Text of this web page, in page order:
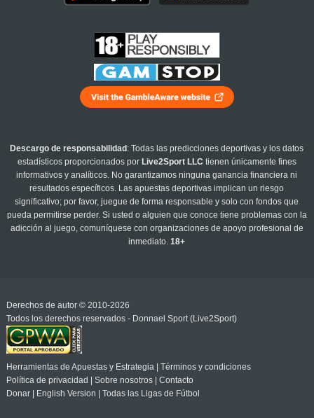
Descargo de responsabilidad : Todas las predicciones deportivas y los datos
estadísticos proporcionados por Live2Sport LLC tienen únicamente fines
informativos y analíticos. No garantizamos ninguna ganancia financiera ni
resultados específicos. Las apuestas deportivas implican un riesgo
significativo; por favor, juegue de forma responsable y solo con fondos que
pueda permitirse perder. Si usted o alguien que conoce tiene problemas con la
adicción al juego, comuníquese con organizaciones de apoyo profesional de
inmediato.18+
Derechos de autor © 2010-2026
Todos los derechos reservados - Donnael Sport (Live2Sport)
Herramientas de Apuestas y Estrategia| Términos y condiciones
Política de privacidad
Sobre nosotros| Contacto
Donar| English Version Todas las Ligas de Fútbol